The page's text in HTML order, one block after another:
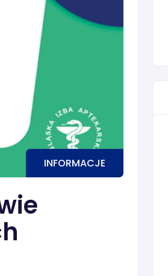
INFORMACJE